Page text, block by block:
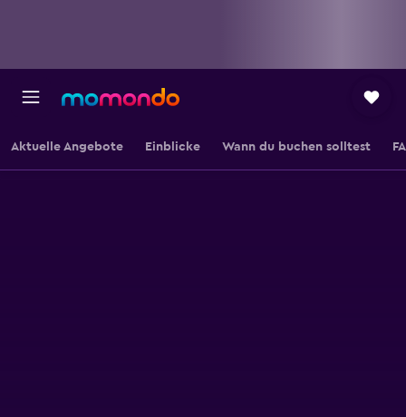
Aktuelle Angebote Einblicke Wann du buchen solltest